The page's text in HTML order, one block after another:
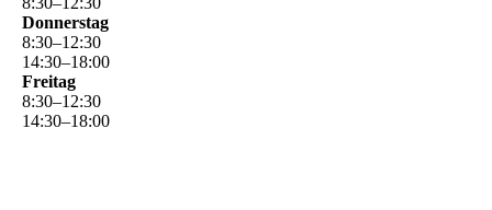
Donnerstag
8:30–12:30
14:30–18:00
Freitag
8:30–12:30
14:30–18:00